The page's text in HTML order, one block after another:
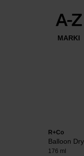
MARKI
R+Co
Balloon
176 ml